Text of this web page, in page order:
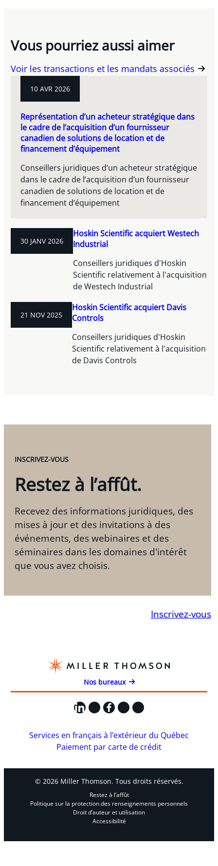
Vous pourriez aussi aimer
Voir les transactions et les mandats associés
10 AVR 2026
Représentation d’un acheteur stratégique dans
le cadre de l’acquisition d’un fournisseur
canadien de solutions de location et de
financement d’équipement
Conseillers juridiques d’un acheteur stratégique
dans le cadre de l’acquisition d’un fournisseur
canadien de solutions de location et de
financement d’équipement
30 JANV 2026
Hoskin Scientific acquiert Westech
Industrial
Conseillers juridiques d'Hoskin
Scientific relativement à l'acquisition
de Westech Industrial
21 NOV 2025
Hoskin Scientific acquiert Davis
Controls
Conseillers juridiques d'Hoskin
Scientific relativement à l'acquisition
de Davis Controls
INSCRIVEZ-VOUS
Restez à l’affût.
Recevez des informations juridiques, des
mises à jour et des invitations à des
événements, des webinaires et des
séminaires dans les domaines d'intérêt
que vous avez choisis.
Inscrivez-vous
Nos bureaux
LinkedIn
X Facebook
Instagram
YouTube
Services en français à l’extérieur du Québec
Paiement par carte de crédit
© 2026 Miller Thomson. Tous droits réservés.
Restez à l’affût
Politique sur la protection des renseignements personnels
Droit d’auteur et utilisation
Accessibilité